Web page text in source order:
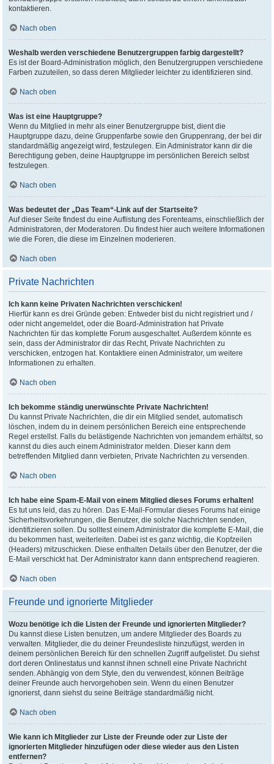
kontaktieren.
Nach oben
Weshalb werden verschiedene Benutzergruppen farbig dargestellt?
Es ist der Board-Administration möglich, den Benutzergruppen verschiedene
Farben zuzuteilen, so dass deren Mitglieder leichter zu identifizieren sind.
Nach oben
Was ist eine Hauptgruppe?
Wenn du Mitglied in mehr als einer Benutzergruppe bist, dient die
Hauptgruppe dazu, deine Gruppenfarbe sowie den Gruppenrang, der bei dir
standardmäßig angezeigt wird, festzulegen. Ein Administrator kann dir die
Berechtigung geben, deine Hauptgruppe im persönlichen Bereich selbst
festzulegen.
Nach oben
Was bedeutet der „Das Team“-Link auf der Startseite?
Auf dieser Seite findest du eine Auflistung des Forenteams, einschließlich der
Administratoren, der Moderatoren. Du findest hier auch weitere Informationen
wie die Foren, die diese im Einzelnen moderieren.
Nach oben
Private Nachrichten
Ich kann keine Privaten Nachrichten verschicken!
Hierfür kann es drei Gründe geben: Entweder bist du nicht registriert und /
oder nicht angemeldet, oder die Board-Administration hat Private
Nachrichten für das komplette Forum ausgeschaltet. Außerdem könnte es
sein, dass der Administrator dir das Recht, Private Nachrichten zu
verschicken, entzogen hat. Kontaktiere einen Administrator, um weitere
Informationen zu erhalten.
Nach oben
Ich bekomme ständig unerwünschte Private Nachrichten!
Du kannst Private Nachrichten, die dir ein Mitglied sendet, automatisch
löschen, indem du in deinem persönlichen Bereich eine entsprechende
Regel erstellst. Falls du belästigende Nachrichten von jemandem erhältst, so
kannst du dies auch einem Administrator melden. Dieser kann dem
betreffenden Mitglied dann verbieten, Private Nachrichten zu versenden.
Nach oben
Ich habe eine Spam-E-Mail von einem Mitglied dieses Forums erhalten!
Es tut uns leid, das zu hören. Das E-Mail-Formular dieses Forums hat einige
Sicherheitsvorkehrungen, die Benutzer, die solche Nachrichten senden,
identifizieren sollen. Du solltest einem Administrator die komplette E-Mail, die
du bekommen hast, weiterleiten. Dabei ist es ganz wichtig, die Kopfzeilen
(Headers) mitzuschicken. Diese enthalten Details über den Benutzer, der die
E-Mail verschickt hat. Der Administrator kann dann entsprechend reagieren.
Nach oben
Freunde und ignorierte Mitglieder
Wozu benötige ich die Listen der Freunde und ignorierten Mitglieder?
Du kannst diese Listen benutzen, um andere Mitglieder des Boards zu
verwalten. Mitglieder, die du deiner Freundesliste hinzufügst, werden in
deinem persönlichen Bereich für den schnellen Zugriff aufgelistet. Du siehst
dort deren Onlinestatus und kannst ihnen schnell eine Private Nachricht
senden. Abhängig von dem Style, den du verwendest, können Beiträge
deiner Freunde auch hervorgehoben sein. Wenn du einen Benutzer
ignorierst, dann siehst du seine Beiträge standardmäßig nicht.
Nach oben
Wie kann ich Mitglieder zur Liste der Freunde oder zur Liste der
ignorierten Mitglieder hinzufügen oder diese wieder aus den Listen
entfernen?